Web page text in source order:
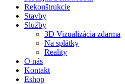
Rekonštrukcie
Stavby
Služby
3D Vizualizácia zdarma
Na splátky
Reality
O nás
Kontakt
Eshop